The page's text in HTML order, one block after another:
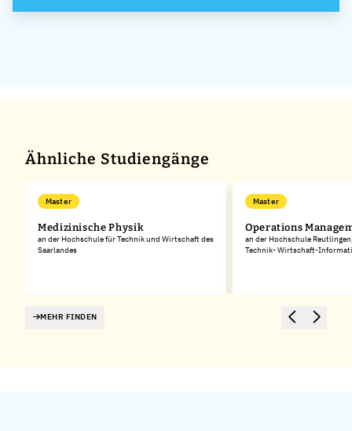
Ähnliche Studiengänge
Master
Medizinische Physik
an der Hochschule für Technik und Wirtschaft des
Saarlandes
Master
Operations
an der Hochschule
Technik- Wirtschaft-
MEHR FINDEN